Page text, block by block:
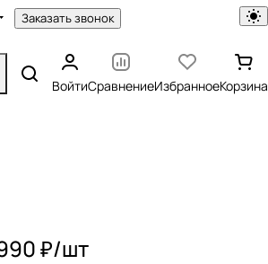
Заказать звонок
ВойтиСравнениеИзбранноеКорзина
₽/шт